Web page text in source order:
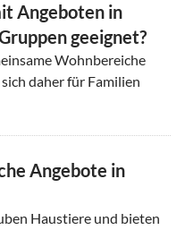
Angeboten in
geeignet?
Wohnbereiche
daher für Familien
Angebote in
Haustiere und bieten